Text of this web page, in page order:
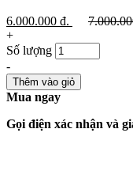
những chiếc đàn
cấp chiếc đàn
CỤ TIẾN MINH
THU MUA đàn
trường.
6.000.000 đ.
+
Số lượng
-
Thêm vào giỏ
Mua ngay
Gọi điện xác nhận và